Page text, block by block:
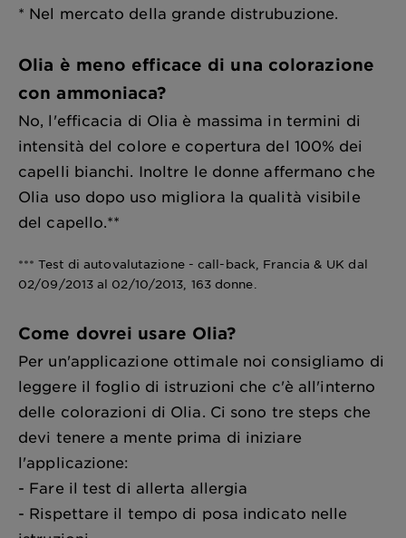
* Nel mercato della grande distrubuzione.
Olia è meno efficace di una colorazione
con ammoniaca?
No, l'efficacia di Olia è massima in termini di
intensità del colore e copertura del 100% dei
capelli bianchi. Inoltre le donne affermano che
Olia uso dopo uso migliora la qualità visibile
del capello.**
*** Test di autovalutazione - call-back, Francia & UK dal
02/09/2013 al 02/10/2013, 163 donne.
Come dovrei usare Olia?
Per un'applicazione ottimale noi consigliamo di
leggere il foglio di istruzioni che c'è all'interno
delle colorazioni di Olia. Ci sono tre steps che
devi tenere a mente prima di iniziare
l'applicazione:
- Fare il test di allerta allergia
- Rispettare il tempo di posa indicato nelle